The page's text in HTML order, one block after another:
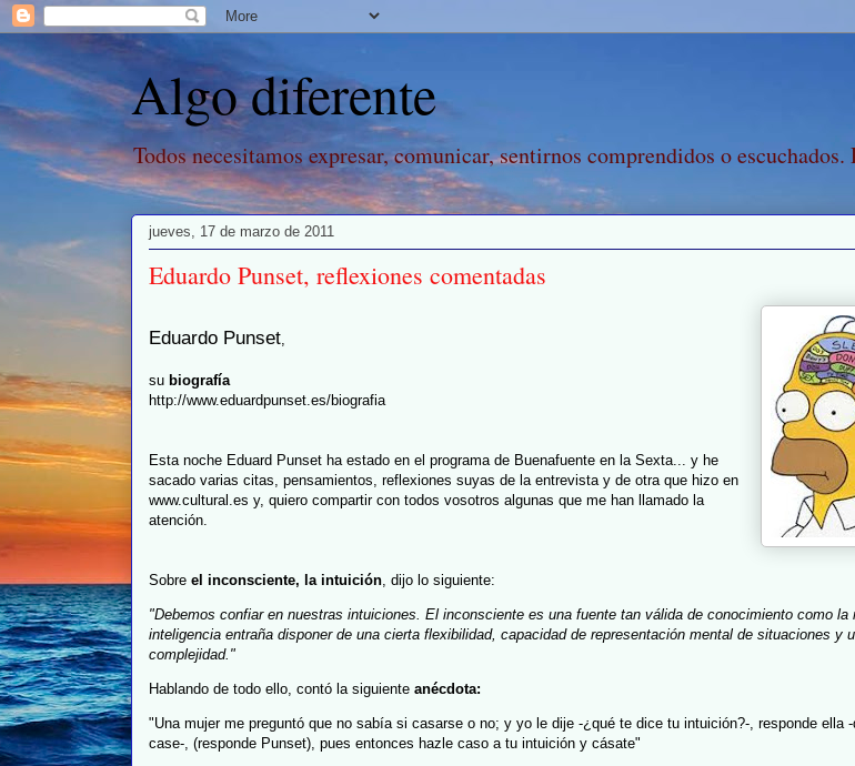
Algo diferente
Todos necesitamos expresar, comunicar, sentirnos comprendidos o
jueves, 17 de marzo de 2011
Eduardo Punset, reflexiones comentadas
Eduardo Punset,
su biografía
http://www.eduardpunset.es/biografia
Esta noche Eduard Punset ha estado en el programa de Buenafuente en la Sexta... y he
sacado varias citas, pensamientos, reflexiones suyas de la entrevista y de otra que hizo en
www.cultural.es y, quiero compartir con todos vosotros algunas que me han llamado la
atención.
Sobre el inconsciente, la intuición, dijo lo siguiente:
"Debemos confiar en nuestras intuiciones. El inconsciente es una fuente tan válida de conocimiento como la
inteligencia entraña disponer de una cierta flexibilidad, capacidad de representación mental de situaciones y
complejidad."
Hablando de todo ello, contó la siguiente anécdota:
"Una mujer me preguntó que no sabía si casarse o no; y yo le dije -¿qué te dice tu intuición?-, responde ella
case-, (responde Punset), pues entonces hazle caso a tu intuición y cásate"